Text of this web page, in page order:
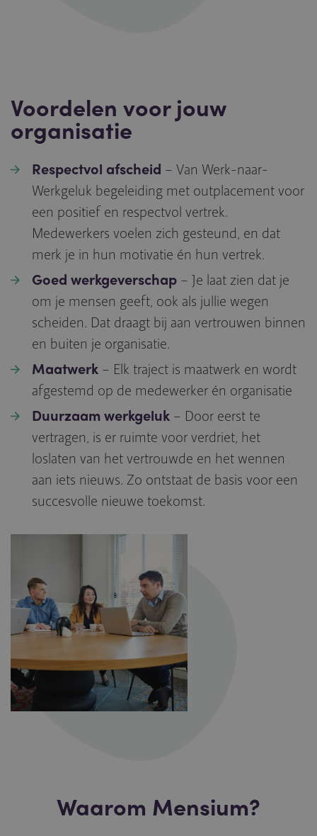
Voordelen voor jouw
organisatie
Respectvol afscheid – Van Werk-naar-
Werkgeluk begeleiding met outplacement voor
een positief en respectvol vertrek.
Medewerkers voelen zich gesteund, en dat
merk je in hun motivatie én hun vertrek.
Goed werkgeverschap – Je laat zien dat je
om je mensen geeft, ook als jullie wegen
scheiden. Dat draagt bij aan vertrouwen binnen
en buiten je organisatie.
Maatwerk – Elk traject is maatwerk en wordt
afgestemd op de medewerker én organisatie
Duurzaam werkgeluk – Door eerst te
vertragen, is er ruimte voor verdriet, het
loslaten van het vertrouwde en het wennen
aan iets nieuws. Zo ontstaat de basis voor een
succesvolle nieuwe toekomst.
Waarom Mensium?